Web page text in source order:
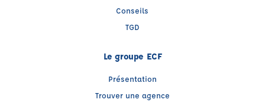
Conseils
TGD
Le groupe ECF
Présentation
Trouver une agence